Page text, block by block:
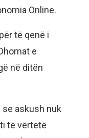
Online.
të qenë i
e
në ditën
se askush nuk
të vërtetë